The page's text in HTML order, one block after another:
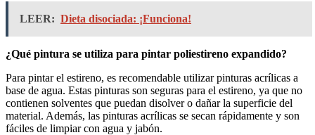
LEER: Dieta disociada: ¡Funciona!
¿Qué pintura se utiliza para pintar poliestireno expandido?
Para pintar el estireno, es recomendable utilizar pinturas acrílicas a
base de agua. Estas pinturas son seguras para el estireno, ya que no
contienen solventes que puedan disolver o dañar la superficie del
material. Además, las pinturas acrílicas se secan rápidamente y son
fáciles de limpiar con agua y jabón.